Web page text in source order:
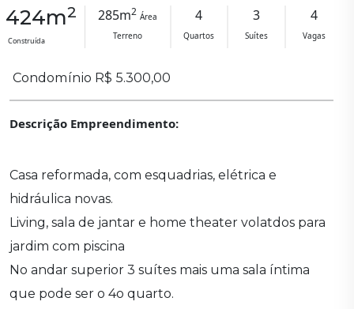
424m2
Construída
285m2 Área
Terreno
4
Quartos
3
Suítes
4
Vagas
Condomínio R$ 5.300,00
Descrição Empreendimento:
Casa reformada, com esquadrias, elétrica e
hidráulica novas.
Living, sala de jantar e home theater volatdos para
jardim com piscina
No andar superior 3 suítes mais uma sala íntima
que pode ser o 4o quarto.